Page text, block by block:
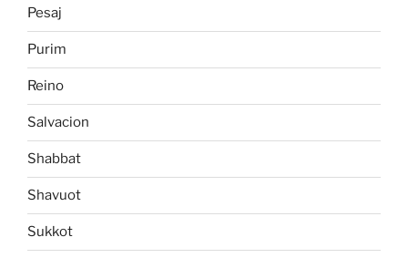
Pesaj
Purim
Reino
Salvacion
Shabbat
Shavuot
Sukkot